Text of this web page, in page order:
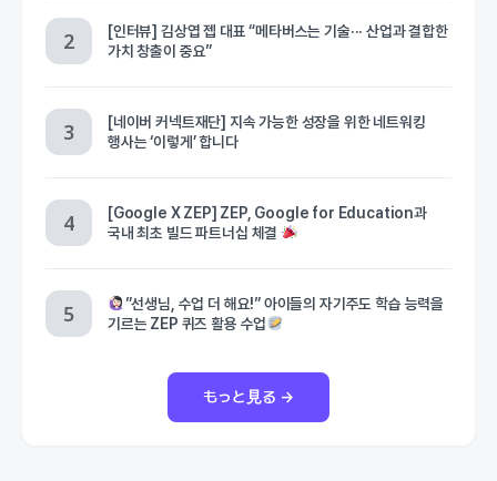
[인터뷰] 김상엽 젭 대표 “메타버스는 기술··· 산업과 결합한
가치 창출이 중요”
[네이버 커넥트재단] 지속 가능한 성장을 위한 네트워킹
행사는 ‘이렇게’ 합니다
[Google X ZEP] ZEP, Google for Education과
국내 최초 빌드 파트너십 체결
”선생님, 수업 더 해요!” 아이들의 자기주도 학습 능력을
기르는 ZEP 퀴즈 활용 수업
もっと見る →